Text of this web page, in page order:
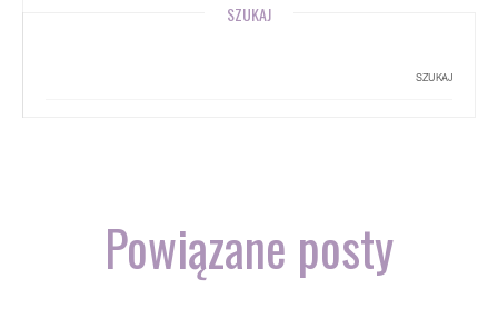
SZUKAJ
Powiązane posty